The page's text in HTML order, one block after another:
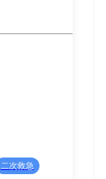
二次救急